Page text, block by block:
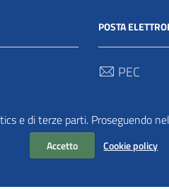
e di terze parti. Proseguendo
Accetto Cookie policy
POSTA
PEC
TRASPARENZA